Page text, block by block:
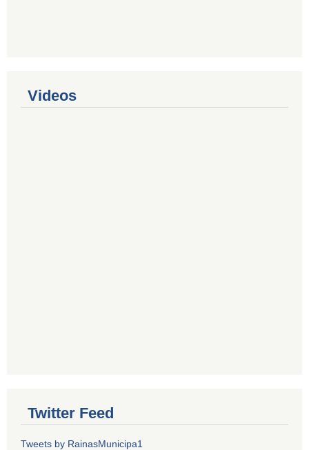
Videos
Twitter Feed
Tweets by RainasMunicipa1